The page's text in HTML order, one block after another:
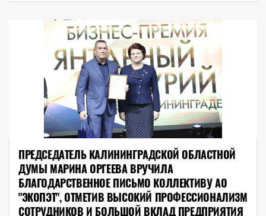
ПРЕДСЕДАТЕЛЬ КАЛИНИНГРАДСКОЙ ОБЛАСТНОЙ
ДУМЫ МАРИНА ОРГЕЕВА ВРУЧИЛА
БЛАГОДАРСТВЕННОЕ ПИСЬМО КОЛЛЕКТИВУ АО
"ЭКОПЭТ", ОТМЕТИВ ВЫСОКИЙ ПРОФЕССИОНАЛИЗМ
СОТРУДНИКОВ И БОЛЬШОЙ ВКЛАД ПРЕДПРИЯТИЯ